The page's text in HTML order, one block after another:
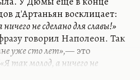
д'Артаньян восклицает:
не сделано для славы!»
говорил Наполеон. Так
уже сто лет»,— это
«Я так молод, а ничего не